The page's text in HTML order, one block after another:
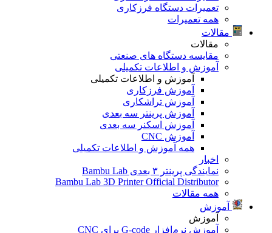
تعمیرات دستگاه فرزکاری
همه تعمیرات
مقالات
مقالات
مقایسه دستگاه های صنعتی
آموزش و اطلاعات تکمیلی
آموزش و اطلاعات تکمیلی
آموزش فرزکاری
آموزش تراشکاری
آموزش پرینتر سه بعدی
آموزش اسکنر سه بعدی
آموزش CNC
همه آموزش و اطلاعات تکمیلی
اخبار
نمایندگی پرینتر ۳ بعدی Bambu Lab
Bambu Lab 3D Printer Official Distributor
همه مقالات
آموزش
آموزش
آموزش نرم‌افزار G-code برای CNC